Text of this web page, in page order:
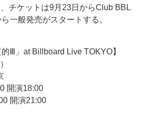
チケットは9月23日からClub BBL
一般発売がスタートする。
Ⅲ」at Billboard Live TOKYO】
開演18:00
開演21:00